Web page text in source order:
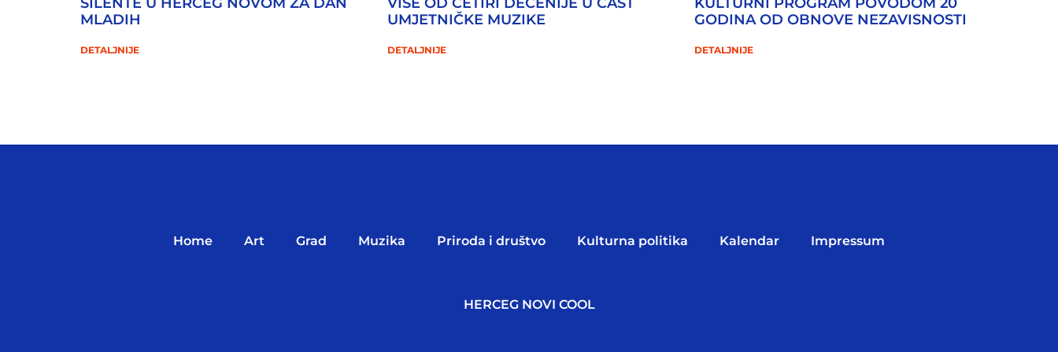
MLADIH
DETALJNIJE
UMJETNIČKE MUZIKE
DETALJNIJE
GODINA OD OBNOVE NEZAVISNOSTI
DETALJNIJE
Home Art Grad Muzika Priroda i društvo Kulturna politika Kalendar Impressum
HERCEG NOVI COOL